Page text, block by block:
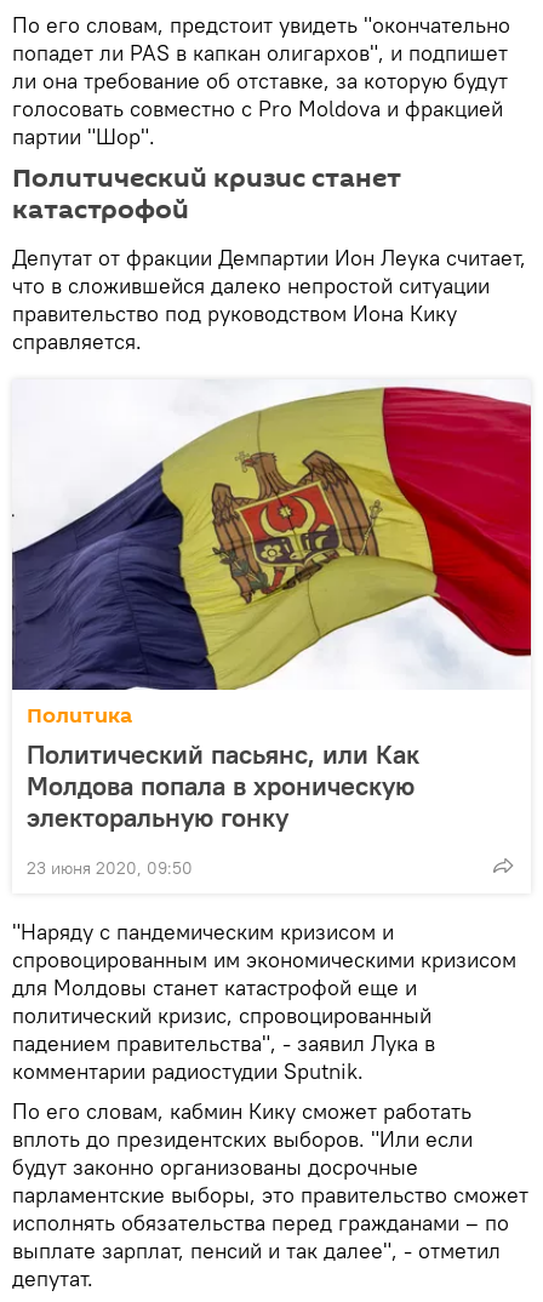
По его словам, предстоит увидеть "окончательно
попадет ли PAS в капкан олигархов", и подпишет
ли она требование об отставке, за которую будут
голосовать совместно с Pro Moldova и фракцией
партии "Шор".
Политический кризис станет
катастрофой
Депутат от фракции Демпартии Ион Леука считает,
что в сложившейся далеко непростой ситуации
правительство под руководством Иона Кику
справляется.
Политика
Политический пасьянс, или Как
Молдова попала в хроническую
электоральную гонку
23 июня 2020, 09:50
"Наряду с пандемическим кризисом и
спровоцированным им экономическими кризисом
для Молдовы станет катастрофой еще и
политический кризис, спровоцированный
падением правительства", - заявил Лука в
комментарии радиостудии Sputnik.
По его словам, кабмин Кику сможет работать
вплоть до президентских выборов. "Или если
будут законно организованы досрочные
парламентские выборы, это правительство сможет
исполнять обязательства перед гражданами – по
выплате зарплат, пенсий и так далее", - отметил
депутат.